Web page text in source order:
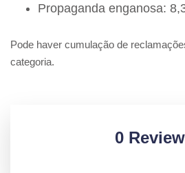
Propaganda enganosa:
Pode haver cumulação de
categoria.
0